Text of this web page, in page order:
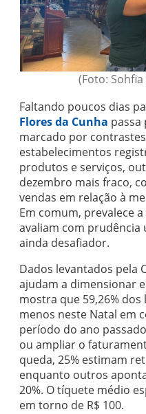
(Foto:
Faltando poucos dias
Flores da Cunha passa
marcado por
estabelecimentos
produtos e serviços,
dezembro mais fraco,
vendas em relação à
Em comum, prevalece
avaliam com prudência
ainda desafiador.
Dados levantados pela
ajudam a dimensionar
mostra que 59,26%
menos neste Natal em
período do ano
ou ampliar o
queda, 25% estimam
enquanto outros
20%. O tíquete médio
em torno de R$ 100.